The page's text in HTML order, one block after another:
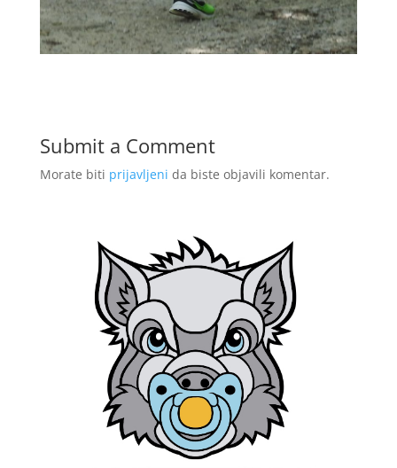
Submit a Comment
Morate biti prijavljeni da biste objavili komentar.